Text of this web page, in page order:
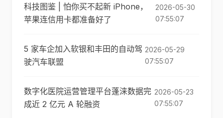
科技图鉴 | 怕你买不起新 iPhone，
苹果连信用卡都准备好了
2026-05-30
07:55:07
5 家车企加入软银和丰田的自动驾
驶汽车联盟
2026-05-29
07:55:07
数字化医院运营管理平台蓬涞数据完
成近 2 亿元 A 轮融资
2026-05-23
07:55:07